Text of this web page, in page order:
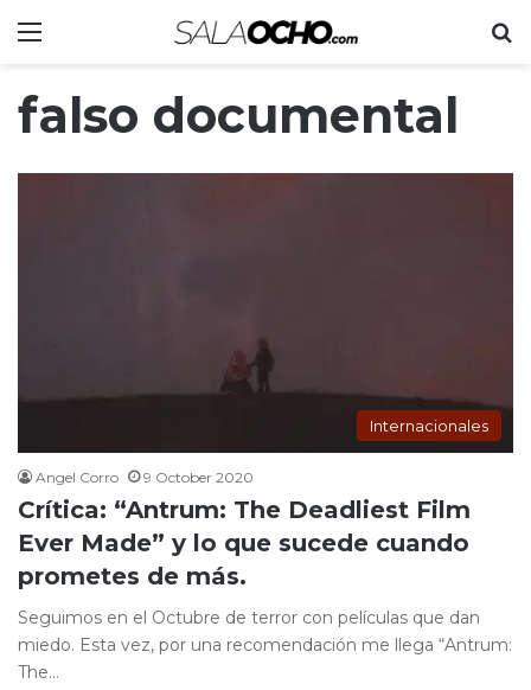
Menu
falso documental
Internacionales
Angel Corro 9 October 2020
Crítica: “Antrum: The Deadliest Film
Ever Made” y lo que sucede cuando
prometes de más.
Seguimos en el Octubre de terror con películas que dan
miedo. Esta vez, por una recomendación me llega “Antrum:
The…